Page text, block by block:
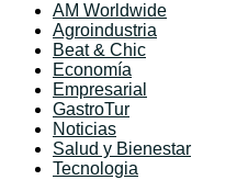
AM Worldwide
Agroindustria
Beat & Chic
Economía
Empresarial
GastroTur
Noticias
Salud y Bienestar
Tecnologia